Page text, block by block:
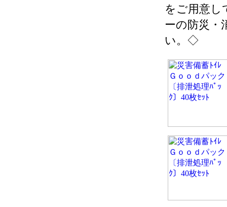
をご用意し
ーの防災・
い。◇